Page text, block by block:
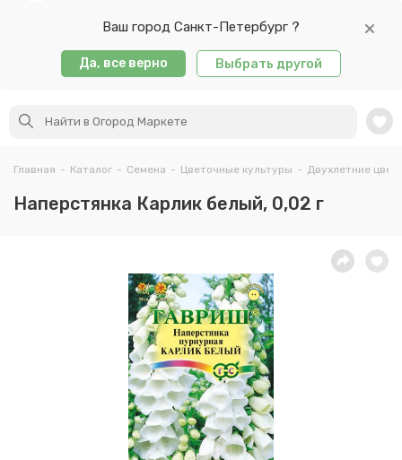
Ваш город Санкт-Петербург ?
Да, все верно Выбрать другой
Главная - Каталог - Семена - Цветочные культуры - Двухлетние
Наперстянка Карлик белый, 0,02 г